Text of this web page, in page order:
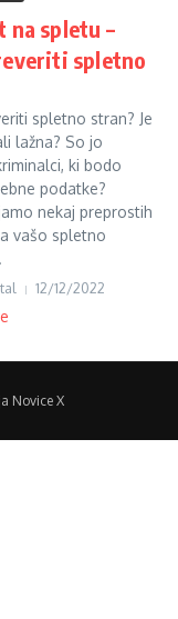
na spletu –
spletno
spletno stran? Je
lažna? So jo
ki bodo
podatke?
nekaj preprostih
vašo spletno
12/12/2022
Novice X